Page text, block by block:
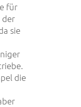
für
der
sie
die